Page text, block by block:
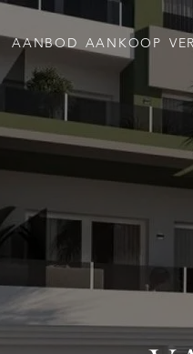
AANBOD AANKOOP